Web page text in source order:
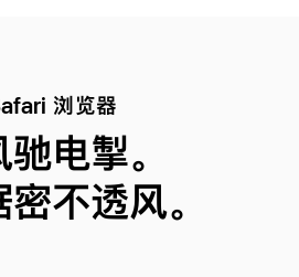
浏览器
驰电掣。
不透风。